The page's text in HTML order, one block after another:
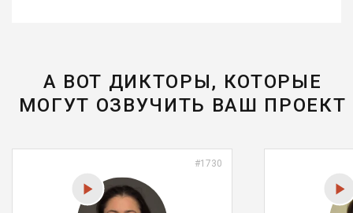
А ВОТ ДИКТОРЫ, КОТОРЫЕ
МОГУТ ОЗВУЧИТЬ ВАШ ПРОЕКТ
#1730